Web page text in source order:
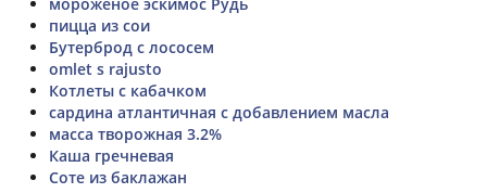
пицца из сои
Бутерброд с лососем
omlet s rajusto
Котлеты с кабачком
сардина атлантичная с добавлением масла
масса творожная 3.2%
Каша гречневая
Соте из баклажан